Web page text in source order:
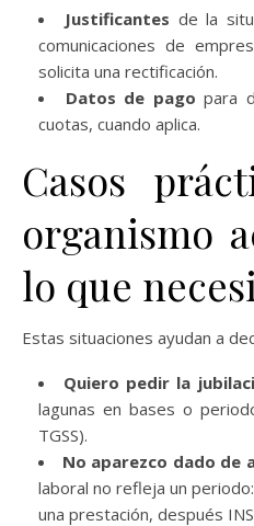
Justificantes de la
comunicaciones de
solicita una rectificación.
Datos de pago para
cuotas, cuando aplica.
Casos
organismo
lo que
Estas situaciones ayudan a
Quiero pedir la
lagunas en bases o
TGSS).
No aparezco dado de
laboral no refleja un
una prestación, después